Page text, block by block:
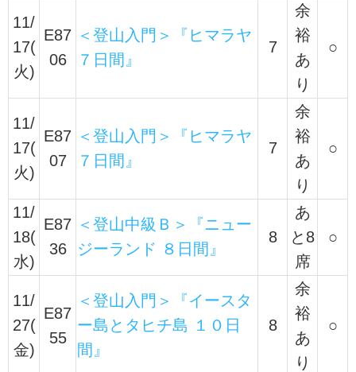
11/
17(
火)
E87
06
＜登山入門＞『ヒマラヤ
７日間』
7
余
裕
あ
り
○
11/
17(
火)
E87
07
＜登山入門＞『ヒマラヤ
７日間』
7
余
裕
あ
り
○
11/
18(
水)
E87
36
＜登山中級Ｂ＞『ニュー
ジーランド ８日間』
8
あ
と8
席
○
11/
27(
金)
E87
55
＜登山入門＞『イースタ
ー島とタヒチ島 １０日
間』
8
余
裕
あ
り
○